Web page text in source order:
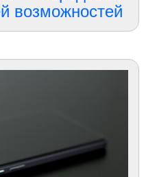
возможностей